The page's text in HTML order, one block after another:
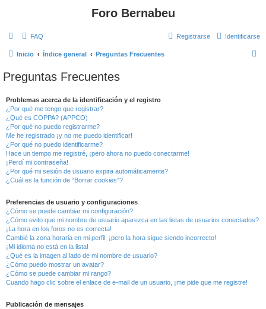
Foro Bernabeu
FAQ Identificarse
Registrarse
Inicio Índice general Preguntas Frecuentes
Preguntas Frecuentes
Problemas acerca de la identificación y el registro
¿Por qué me tengo que registrar?
¿Qué es COPPA? (APPCO)
¿Por qué no puedo registrarme?
Me he registrado ¡y no me puedo identificar!
¿Por qué no puedo identificarme?
Hace un tiempo me registré, ¡pero ahora no puedo conectarme!
¡Perdí mi contraseña!
¿Por qué mi sesión de usuario expira automáticamente?
¿Cuál es la función de “Borrar cookies”?
Preferencias de usuario y configuraciones
¿Cómo se puede cambiar mi configuración?
¿Cómo evito que mi nombre de usuario aparezca en las listas de usuarios conectados?
¡La hora en los foros no es correcta!
Cambié la zona horaria en mi perfil, ¡pero la hora sigue siendo incorrecto!
¡Mi idioma no está en la lista!
¿Qué es la imagen al lado de mi nombre de usuario?
¿Cómo puedo mostrar un avatar?
¿Cómo se puede cambiar mi rango?
Cuando hago clic sobre el enlace de e-mail de un usuario, ¡me pide que me registre!
Publicación de mensajes